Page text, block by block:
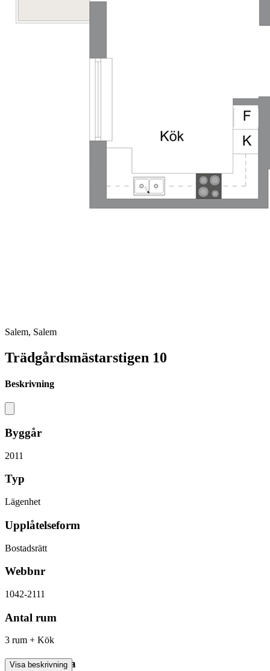
Salem, Salem
Trädgårdsmästarstigen 10
Beskrivning
Byggår
2011
Typ
Lägenhet
Upplåtelseform
Bostadsrätt
Webbnr
1042-2111
Antal rum
3 rum + Kök
Boarea/Biarea
Visa beskrivning